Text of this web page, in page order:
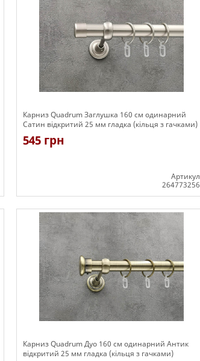
Карниз Quadrum Заглушка 160 см одинарний
Сатин відкритий 25 мм гладка (кільця з гачками)
545 грн
Артикул
264773256
Карниз Quadrum Дуо 160 см одинарний Антик
відкритий 25 мм гладка (кільця з гачками)